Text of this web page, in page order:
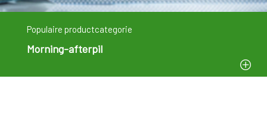
Populaire productcategorie
Morning-afterpil